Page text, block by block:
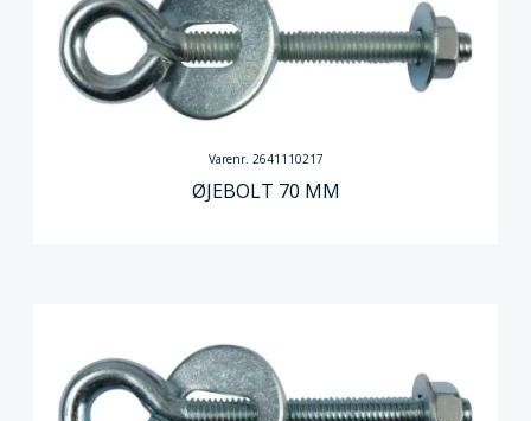
Varenr. 2641110217
ØJEBOLT 70 MM